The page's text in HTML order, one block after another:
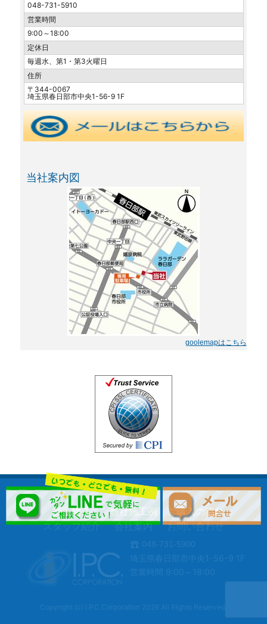
048-731-5910
営業時間
9:00～18:00
定休日
毎週水、第1・第3火曜日
住所
〒344-0067
埼玉県春日部市中央1-56-9 1F
当社案内図
goolemapはこちら
売主物件 当社施工例
ご購入の流れ
スタッフ紹介
会社案内 お問い合わせ
048-731-5900
埼玉県春日部市中央1-56-9 1F
営業時間 9:00～18:00
Copyright (c) I.P.C.Corporation 2026 All Rights Reserved.